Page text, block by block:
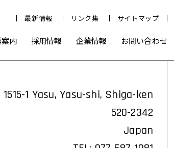
最新情報 リンク集 サイトマップ
内 採用情報 企業情報 お問い合わせ
1515-1 Yasu, Yasu-shi, Shiga-ken
520-2342
Japan